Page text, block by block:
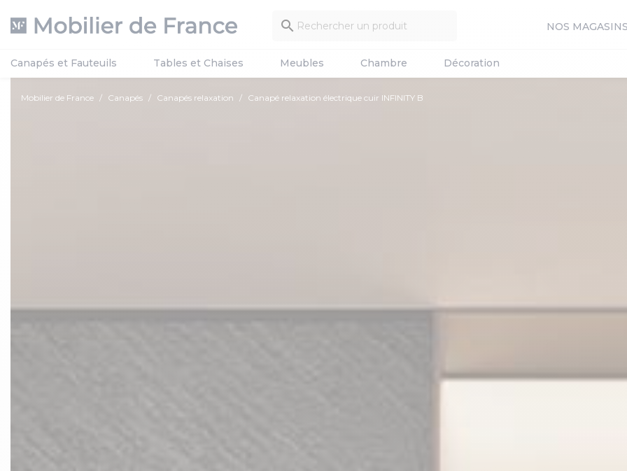
 NOS MAGASINS
Canapés et Fauteuils Tables et Chaises Meubles Chambre Décoration
Mobilier de France Canapés Canapés relaxation Canapé relaxation électrique cuir INFINITY B